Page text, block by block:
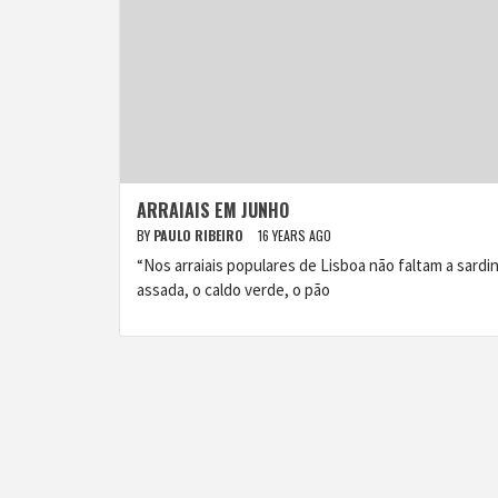
ARRAIAIS EM JUNHO
BY PAULO RIBEIRO 16 YEARS AGO
“Nos arraiais populares de Lisboa não faltam a
assada, o caldo verde, o pão